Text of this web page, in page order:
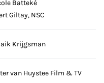
Batteké
Giltay, NSC
Krijgsman
van Huystee Film & TV